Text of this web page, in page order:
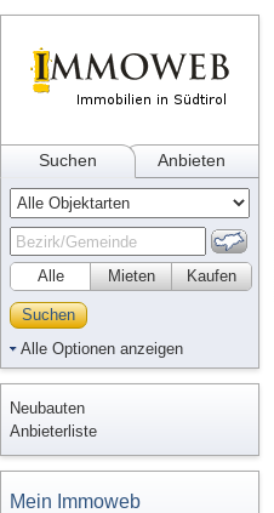
Suchen Anbieten
Alle Kaufen
Mieten
Suchen
Alle Optionen anzeigen
Neubauten
Anbieterliste
Mein Immoweb